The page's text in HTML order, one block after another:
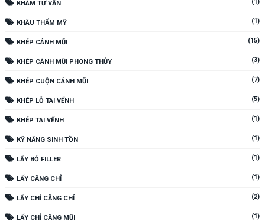
KHÁM TƯ VẤN (1)
KHÂU THẨM MỸ (1)
KHÉP CÁNH MŨI (15)
KHÉP CÁNH MŨI PHONG THỦY (3)
KHÉP CUỘN CÁNH MŨI (7)
KHÉP LỖ TAI VỂNH (5)
KHÉP TAI VỂNH (1)
KỸ NĂNG SINH TỒN (1)
LẤY BỎ FILLER (1)
LẤY CĂNG CHỈ (1)
LẤY CHỈ CĂNG CHỈ (2)
LẤY CHỈ CĂNG MŨI (1)